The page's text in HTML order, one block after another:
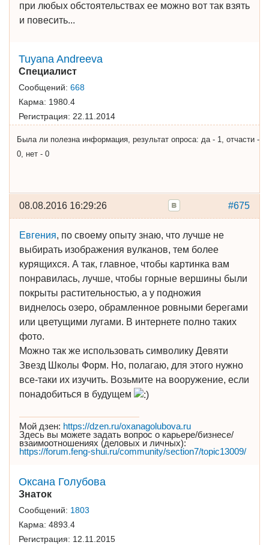
при любых обстоятельствах ее можно вот так взять
и повесить...
Tuyana Andreeva
Специалист
Сообщений: 668
Карма: 1980.4
Регистрация: 22.11.2014
Была ли полезна информация, результат опроса: да - 1, отчасти -
0, нет - 0
#675
08.08.2016 16:29:26
Евгения, по своему опыту знаю, что лучше не
выбирать изображения вулканов, тем более
курящихся. А так, главное, чтобы картинка вам
понравилась, лучше, чтобы горные вершины были
покрыты растительностью, а у подножия
виднелось озеро, обрамленное ровными берегами
или цветущими лугами. В интернете полно таких
фото.
Можно так же использовать символику Девяти
Звезд Школы Форм. Но, полагаю, для этого нужно
все-таки их изучить. Возьмите на вооружение, если
понадобиться в будущем
Мой дзен: https://dzen.ru/oxanagolubova.ru
Здесь вы можете задать вопрос о карьере/бизнесе/
взаимоотношениях (деловых и личных):
https://forum.feng-shui.ru/community/section7/topic13009/
Оксана Голубова
Знаток
Сообщений: 1803
Карма: 4893.4
Регистрация: 12.11.2015